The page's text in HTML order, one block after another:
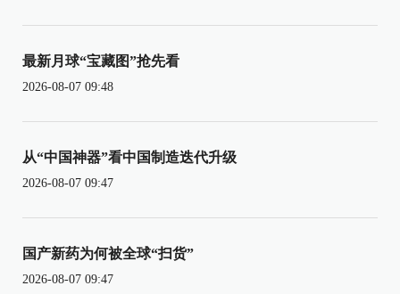
最新月球“宝藏图”抢先看
2026-08-07 09:48
从“中国神器”看中国制造迭代升级
2026-08-07 09:47
国产新药为何被全球“扫货”
2026-08-07 09:47